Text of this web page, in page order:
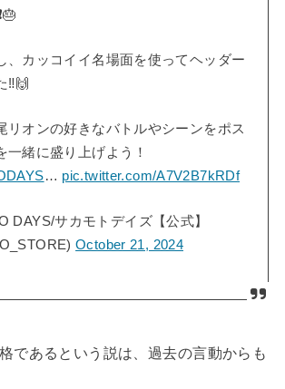
、カッコイイ名場面を使ってヘッダー
‼️🙌
リオンの好きなバトルやシーンをポス
一緒に盛り上げよう！
… pic.twitter.com/A7V2B7kRDf
DAYS/サカモトデイズ【公式】
October 21, 2024
であるという説は、過去の言動からも